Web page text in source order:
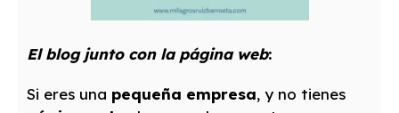
El blog junto con la página web:
Si eres una pequeña empresa, y no tienes